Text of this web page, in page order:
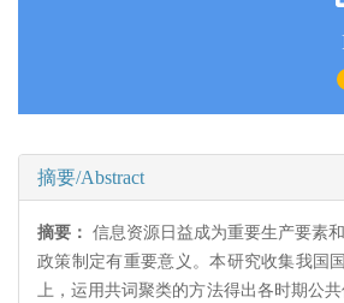
摘要/Abstract
摘要： 信息资源日益成为重要生产要素
政策制定有重要意义。本研究收集我国
上，运用共词聚类的方法得出各时期公